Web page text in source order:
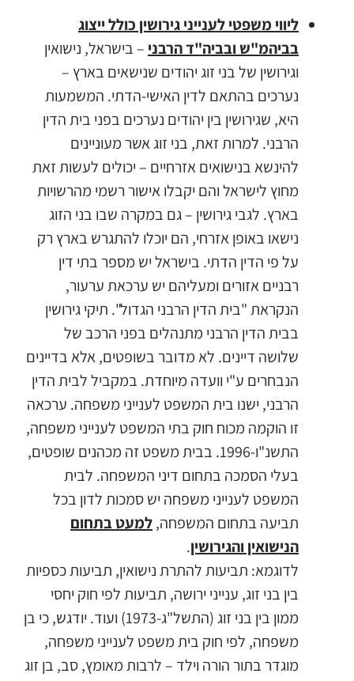
ליווי משפטי לענייני גירושין כולל ייצוג
בביהמ"ש ובביה"ד הרבני – בישראל, נישואין
וגירושין של בני זוג יהודים שנישאים בארץ –
נערכים בהתאם לדין האישי-הדתי. המשמעות
היא, שגירושין בין יהודים נערכים בפני בית הדין
הרבני. למרות זאת, בני זוג אשר מעוניינים
להינשא בנישואים אזרחיים – יכולים לעשות זאת
מחוץ לישראל והם יקבלו אישור רשמי מהרשויות
בארץ. לגבי גירושין – גם במקרה שבו בני הזוג
נישאו באופן אזרחי, הם יוכלו להתגרש בארץ רק
על פי הדין הדתי. בישראל יש מספר בתי דין
רבניים אזורים ומעליהם יש ערכאת ערעור,
הנקראת "בית הדין הרבני הגדול". תיקי גירושין
בבית הדין הרבני מתנהלים בפני הרכב של
שלושה דיינים. לא מדובר בשופטים, אלא בדיינים
הנבחרים ע"י וועדה מיוחדת. במקביל לבית הדין
הרבני, ישנו בית המשפט לענייני משפחה. ערכאה
זו הוקמה מכוח חוק בתי המשפט לענייני משפחה,
התשנ"ו-1996. בבית משפט זה מכהנים שופטים,
בעלי הסמכה בתחום דיני המשפחה. לבית
המשפט לענייני משפחה יש סמכות לדון בכל
תביעה בתחום המשפחה,למעט בתחום
הנישואין והגירושין.
לדוגמא: תביעות להתרת נישואין, תביעות כספיות
בין בני זוג, ענייני ירושה, תביעות לפי חוק יחסי
ממון בין בני זוג (התשל"ג-1973) ועוד. יודגש, כי בן
משפחה, לפי חוק בית משפט לענייני משפחה,
מוגדר בתור הורה וילד – לרבות מאומץ, סב, בן זוג